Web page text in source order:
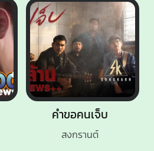
คำขอคนเจ็บ
สงกรานต์